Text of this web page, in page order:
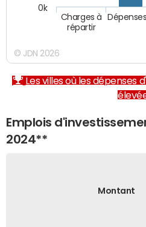
Charges à
répartir
0k
© JDN 2026
Les villes où les dépenses
Emplois
2024**
Montant